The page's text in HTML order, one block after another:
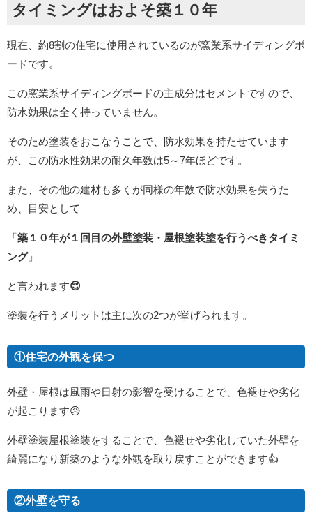
タイミングはおよそ築１０年
現在、約8割の住宅に使用されているのが窯業系サイディングボ
ードです。
この窯業系サイディングボードの主成分はセメントですので、
防水効果は全く持っていません。
そのため塗装をおこなうことで、防水効果を持たせています
が、この防水性効果の耐久年数は5～7年ほどです。
また、その他の建材も多くが同様の年数で防水効果を失うた
め、目安として
「築１０年が１回目の外壁塗装・屋根塗装塗を行うべきタイミ
ング」
と言われます😌
塗装を行うメリットは主に次の2つが挙げられます。
①住宅の外観を保つ
外壁・屋根は風雨や日射の影響を受けることで、色褪せや劣化
が起こります😥
外壁塗装屋根塗装をすることで、色褪せや劣化していた外壁を
綺麗になり新築のような外観を取り戻すことができます👍
②外壁を守る